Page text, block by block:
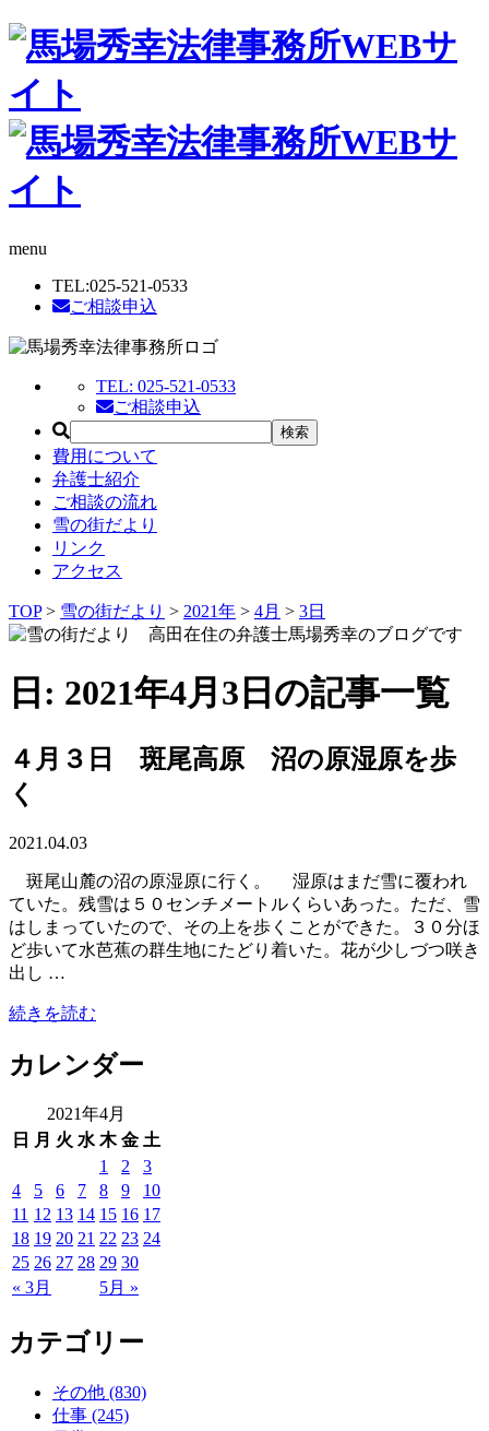
menu
TEL:025-521-0533
ご相談申込
TEL: 025-521-0533
ご相談申込
費用について
弁護士紹介
ご相談の流れ
雪の街だより
リンク
アクセス
TOP> 雪の街だより > 2021年 > 4月 > 3日
日: 2021年4月3日の記事一覧
４月３日 斑尾高原 沼の原湿原を歩
く
2021.04.03
斑尾山麓の沼の原湿原に行く。 湿原はまだ雪に覆われ
ていた。残雪は５０センチメートルくらいあった。ただ、雪
はしまっていたので、その上を歩くことができた。３０分ほ
ど歩いて水芭蕉の群生地にたどり着いた。花が少しづつ咲き
出し …
続きを読む
カレンダー
2021年4月
日 月 火 水 木 金 土
« 3月 5月 »
1 2
3
4
5 6 7 8 9
10
11 12 13 14 15 16 17
18 19 20 21 22 23 24
25 26 27 28 29 30
カテゴリー
その他 (830)
仕事 (245)